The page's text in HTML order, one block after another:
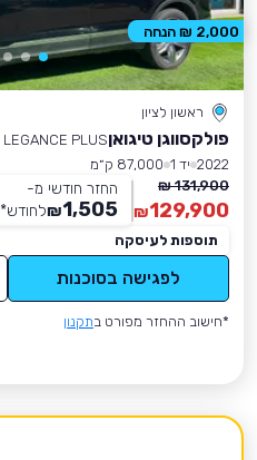
ראשון לציון
פולקסווגן טיגואןLEGANCE PLUS
2022 יד 1
87,000 ק״מ
131,900 ₪
129,900
₪
החזר חודשי מ-
1,505
₪לחודש*
תוספות לעיסקה
לפגישה בסוכנות
*חישוב ההחזר מפורט בתקנון
2,000 ₪ הנחה